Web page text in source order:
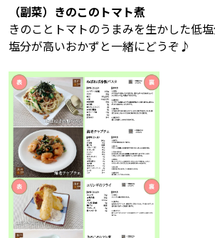
（副菜）きのこのトマト煮
きのことトマトのうまみを生かした低塩
塩分が高いおかずと一緒にどうぞ♪